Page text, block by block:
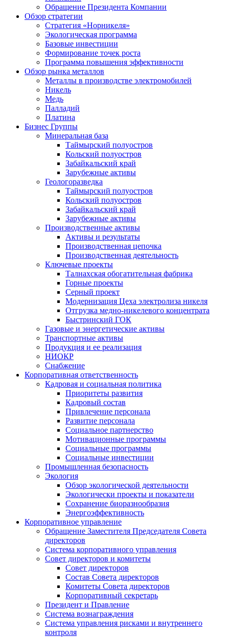
Обращение Президента Компании
Обзор стратегии
Стратегия «Норникеля»
Экологическая программа
Базовые инвестиции
Формирование точек роста
Программа повышения эффективности
Обзор рынка металлов
Металлы в производстве электромобилей
Никель
Медь
Палладий
Платина
Бизнес Группы
Минеральная база
Таймырский полуостров
Кольский полуостров
Забайкальский край
Зарубежные активы
Геологоразведка
Таймырский полуостров
Кольский полуостров
Забайкальский край
Зарубежные активы
Производственные активы
Активы и результаты
Производственная цепочка
Производственная деятельность
Ключевые проекты
Талнахская обогатительная фабрика
Горные проекты
Серный проект
Модернизация Цеха электролиза никеля
Отгрузка медно-никелевого концентрата
Быстринский ГОК
Газовые и энергетические активы
Транспортные активы
Продукция и ее реализация
НИОКР
Снабжение
Корпоративная ответственность
Кадровая и социальная политика
Приоритеты развития
Кадровый состав
Привлечение персонала
Развитие персонала
Социальное партнерство
Мотивационные программы
Социальные программы
Социальные инвестиции
Промышленная безопасность
Экология
Обзор экологической деятельности
Экологически проекты и показатели
Сохранение биоразнообразия
Энергоэффективность
Корпоративное управление
Обращение Заместителя Председателя Совета
директоров
Система корпоративного управления
Совет директоров и комитеты
Совет директоров
Состав Совета директоров
Комитеты Совета директоров
Корпоративный секретарь
Президент и Правление
Система вознаграждения
Система управления рисками и внутреннего
контроля